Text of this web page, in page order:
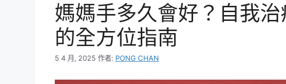
媽媽手多久會好？自我
的全方位指南
5 4 月, 2025 作者: PONG CHAN